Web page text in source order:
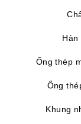
Hàn
Ống thép
Ống
Khung